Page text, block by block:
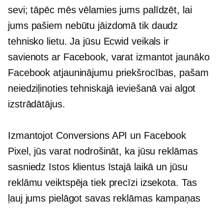
sevi; tāpēc mēs vēlamies jums palīdzēt, lai
jums pašiem nebūtu jāizdomā tik daudz
tehnisko lietu. Ja jūsu Ecwid veikals ir
savienots ar Facebook, varat izmantot jaunāko
Facebook atjauninājumu priekšrocības, pašam
neiedziļinoties tehniskajā ieviešanā vai algot
izstrādātājus.
Izmantojot Conversions API un Facebook
Pixel, jūs varat nodrošināt, ka jūsu reklāmas
sasniedz īstos klientus īstajā laikā un jūsu
reklāmu veiktspēja tiek precīzi izsekota. Tas
ļauj jums pielāgot savas reklāmas kampaņas